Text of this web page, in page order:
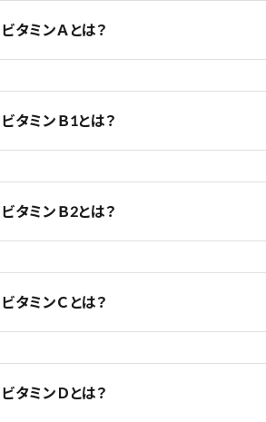
ビタミンＡとは？
ビタミンＢ1とは？
ビタミンＢ2とは？
ビタミンＣとは？
ビタミンＤとは？